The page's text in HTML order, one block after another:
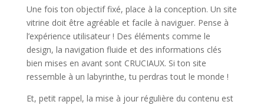
Une fois ton objectif fixé, place à la conception. Un site
vitrine doit être agréable et facile à naviguer. Pense à
l’expérience utilisateur ! Des éléments comme le
design, la navigation fluide et des informations clés
bien mises en avant sont CRUCIAUX. Si ton site
ressemble à un labyrinthe, tu perdras tout le monde !
Et, petit rappel, la mise à jour régulière du contenu est